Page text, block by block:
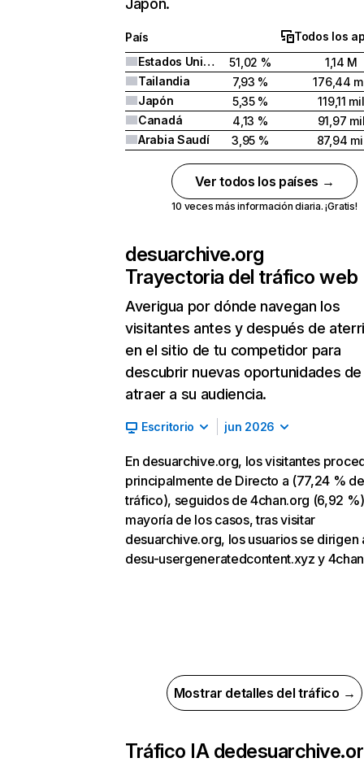
Japón.
País
Todos los
Estados Unidos
51,02 %
1,14 M
Tailandia
7,93 %
176,44
Japón
5,35 %
119,11 mil
Canadá
4,13 %
91,97
Arabia Saudí
3,95 % 87,94
Ver todos los países →
10 veces más información diaria. ¡Gratis!
desuarchive.org
Trayectoria del tráfico web
Averigua por dónde navegan los
visitantes antes y después de
en el sitio de tu competidor para
descubrir nuevas oportunidades de
atraer a su audiencia.
Escritorio jun 2026
En desuarchive.org, los visitantes
principalmente de Directo a (77,24 % de
tráfico), seguidos de 4chan.org (6,92
mayoría de los casos, tras visitar
desuarchive.org, los usuarios se dirigen
desu-usergeneratedcontent.xyz y
Mostrar detalles del tráfico →
Tráfico IA de